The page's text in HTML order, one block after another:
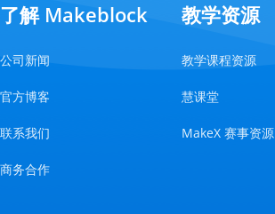
了解 Makeblock
公司新闻
官方博客
联系我们
商务合作
教学资源
教学课程资源
慧课堂
MakeX 赛事资源